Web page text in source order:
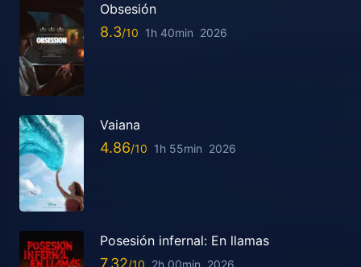
Obsesión
8.3 1h 40min 2026
Vaiana
4.86 1h 55min 2026
Posesión infernal: En llamas
7.32 2h 00min 2026